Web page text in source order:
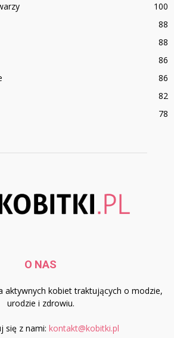
100
88
88
86
86
82
78
O NAS
aktywnych kobiet traktujących o modzie,
urodzie i zdrowiu.
się z nami: kontakt@kobitki.pl